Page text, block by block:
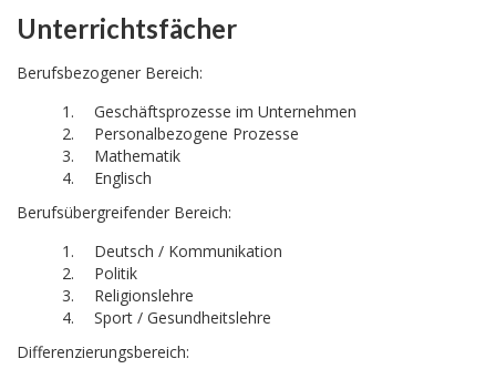
Unterrichtsfächer
Berufsbezogener Bereich:
Geschäftsprozesse im Unternehmen
Personalbezogene Prozesse
Mathematik
Englisch
Berufsübergreifender Bereich:
Deutsch / Kommunikation
Politik
Religionslehre
Sport / Gesundheitslehre
Differenzierungsbereich: